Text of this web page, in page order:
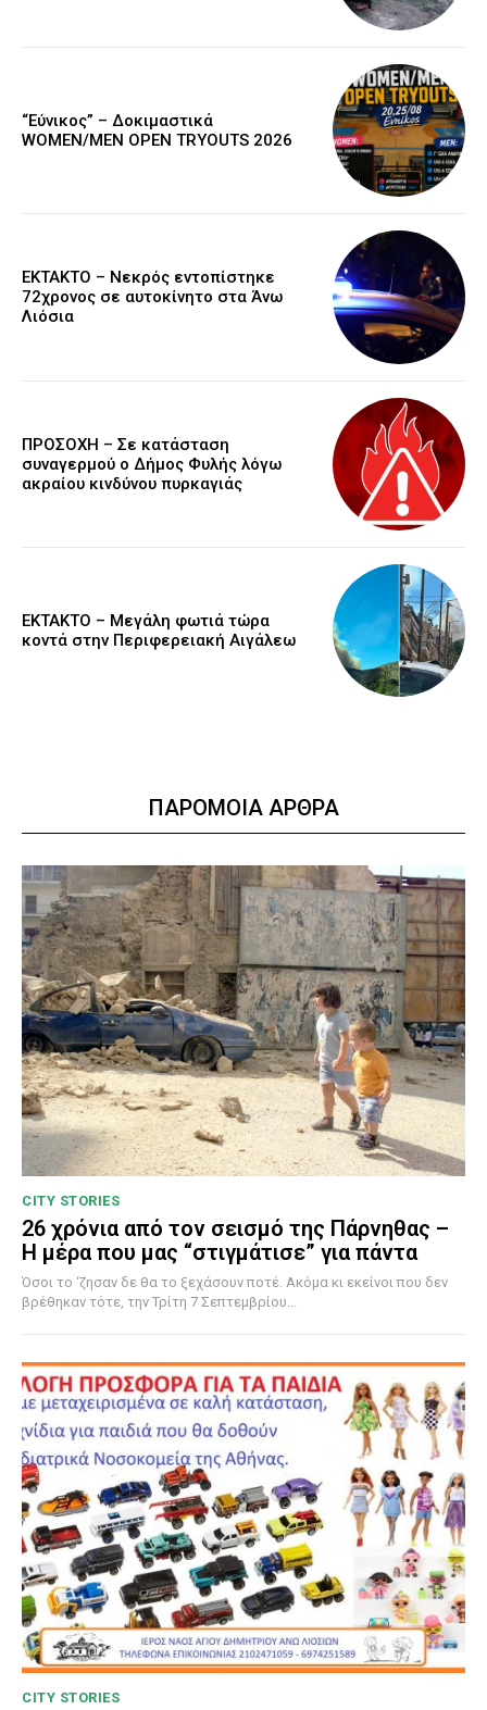
“Εύνικος” – Δοκιμαστικά
WOMEN/MEN OPEN TRYOUTS 2026
EKTAKTO – Νεκρός εντοπίστηκε
72χρονος σε αυτοκίνητο στα Άνω
Λιόσια
ΠΡΟΣΟΧΗ – Σε κατάσταση
συναγερμού ο Δήμος Φυλής λόγω
ακραίου κινδύνου πυρκαγιάς
ΕΚΤΑΚΤΟ – Μεγάλη φωτιά τώρα
κοντά στην Περιφερειακή Αιγάλεω
ΠΑΡΟΜΟΙΑ ΑΡΘΡΑ
CITY STORIES
26 χρόνια από τον σεισμό της Πάρνηθας –
Η μέρα που μας “στιγμάτισε” για πάντα
Όσοι το ‘ζησαν δε θα το ξεχάσουν ποτέ. Ακόμα κι εκείνοι που δεν
βρέθηκαν τότε, την Τρίτη 7 Σεπτεμβρίου...
CITY STORIES